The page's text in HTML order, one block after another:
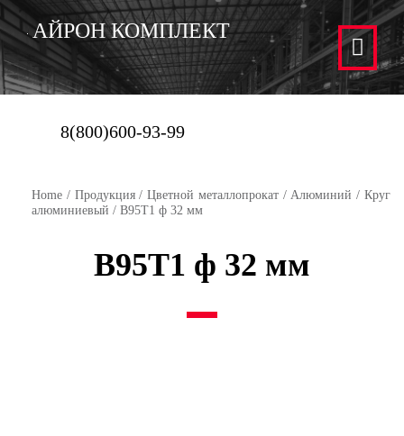
АЙРОН КОМПЛЕКТ
8(800)600-93-99
Home / Продукция/Цветной металлопрокат/Алюминий /Круг
алюминиевый / В95Т1 ф 32 мм
В95Т1 ф 32 мм